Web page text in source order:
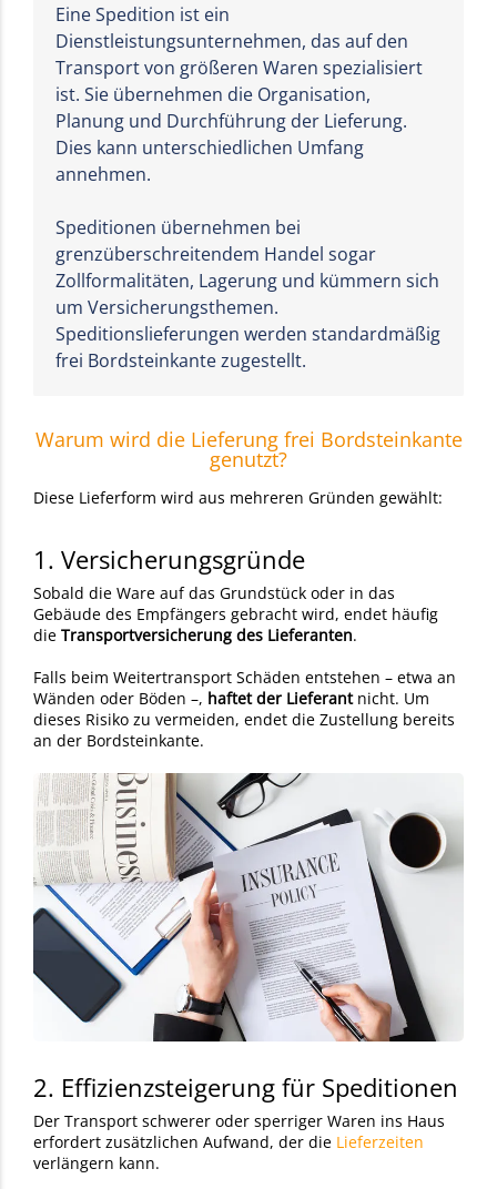
Eine Spedition ist ein
Dienstleistungsunternehmen, das auf den
Transport von größeren Waren spezialisiert
ist. Sie übernehmen die Organisation,
Planung und Durchführung der Lieferung.
Dies kann unterschiedlichen Umfang
annehmen.
Speditionen übernehmen bei
grenzüberschreitendem Handel sogar
Zollformalitäten, Lagerung und kümmern sich
um Versicherungsthemen.
Speditionslieferungen werden standardmäßig
frei Bordsteinkante zugestellt.
Warum wird die Lieferung frei Bordsteinkante
genutzt?
Diese Lieferform wird aus mehreren Gründen gewählt:
1. Versicherungsgründe
Sobald die Ware auf das Grundstück oder in das
Gebäude des Empfängers gebracht wird, endet häufig
die Transportversicherung des Lieferanten.
Falls beim Weitertransport Schäden entstehen – etwa an
Wänden oder Böden –, haftet der Lieferant nicht. Um
dieses Risiko zu vermeiden, endet die Zustellung bereits
an der Bordsteinkante.
2. Effizienzsteigerung für Speditionen
Der Transport schwerer oder sperriger Waren ins Haus
erfordert zusätzlichen Aufwand, der die Lieferzeiten
verlängern kann.